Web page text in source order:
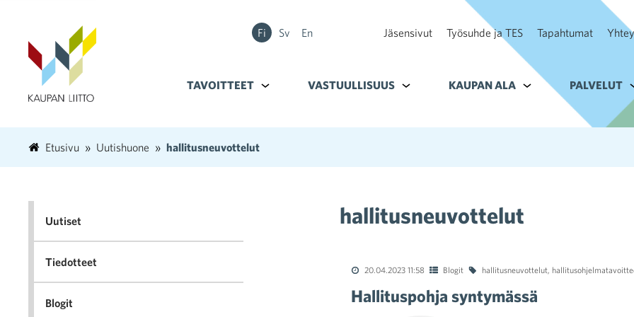
Fi Sv En Jäsensivut Työsuhde ja TES Tapahtumat
TAVOITTEET Alavalikko kohteelle Tavoitteet
VASTUULLISUUS Alavalikko kohteelle Vastuullisuus
KAUPAN ALA Alavalikko kohteelle
PALVELUT
Etusivu Uutishuone hallitusneuvottelut
hallitusneuvottelut
20.04.2023 11:58 Blogit hallitusneuvottelut,
Hallituspohja syntymässä
Uutiset
Tiedotteet
Blogit